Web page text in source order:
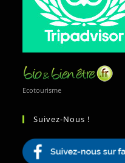
Ecotourisme
Suivez-Nous !